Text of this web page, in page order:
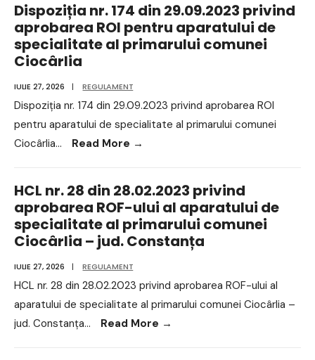
Dispoziția nr. 174 din 29.09.2023 privind
aprobarea ROI pentru aparatului de
specialitate al primarului comunei
Ciocârlia
IULIE 27, 2026 | REGULAMENT
Dispoziția nr. 174 din 29.09.2023 privind aprobarea ROI
pentru aparatului de specialitate al primarului comunei
Ciocârlia... Read More →
HCL nr. 28 din 28.02.2023 privind
aprobarea ROF-ului al aparatului de
specialitate al primarului comunei
Ciocârlia – jud. Constanța
IULIE 27, 2026 | REGULAMENT
HCL nr. 28 din 28.02.2023 privind aprobarea ROF-ului al
aparatului de specialitate al primarului comunei Ciocârlia –
jud. Constanța... Read More →